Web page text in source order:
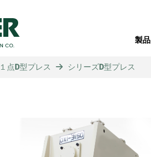
製品
１点D型プレス シリーズD型プレス